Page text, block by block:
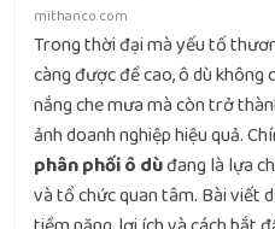
mithanco.com
Trong thời đại mà yếu tố
càng được đề cao, ô dù
nắng che mưa mà còn trở
ảnh doanh nghiệp hiệu quả.
phân phối ô dùđang là lựa
và tổ chức quan tâm. Bài viết